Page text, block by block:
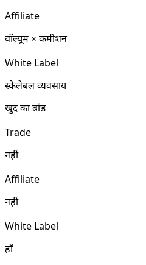
Affiliate
वॉल्यूम × कमीशन
White Label
स्केलेबल व्यवसाय
खुद का ब्रांड
Trade
नहीं
Affiliate
नहीं
White Label
हाँ